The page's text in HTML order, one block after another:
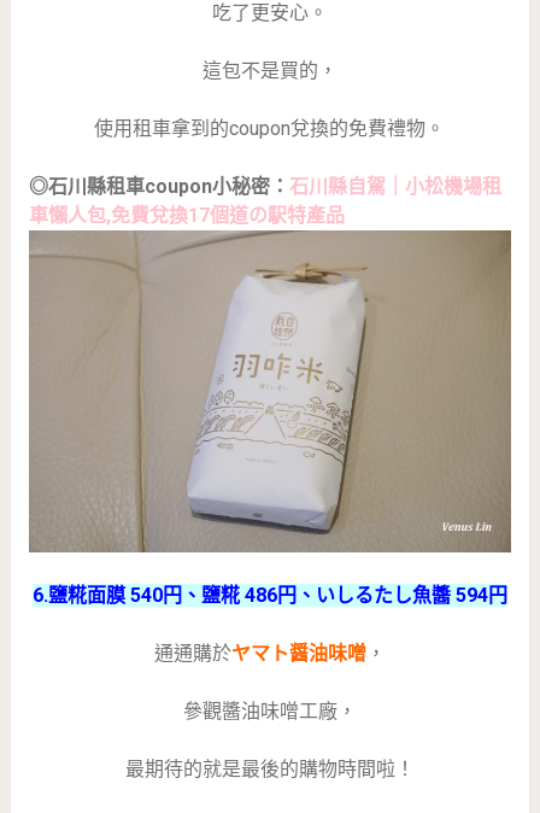
吃了更安心。
這包不是買的，
使用租車拿到的coupon兌換的免費禮物。
◎石川縣租車coupon小秘密： 石川縣自駕｜小松機場租
車懶人包,免費兌換17個道の駅特產品
6.鹽糀面膜 540円、鹽糀 486円、いしるたし魚醬 594円
通通購於ヤマト醤油味噌，
參觀醬油味噌工廠，
最期待的就是最後的購物時間啦！